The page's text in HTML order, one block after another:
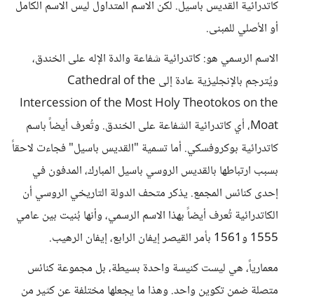
كاتدرائية القديس باسيل. لكن الاسم المتداول ليس الاسم الكامل
أو الأصلي للمبنى.
الاسم الرسمي هو: كاتدرائية شفاعة والدة الإله على الخندق،
ويُترجم بالإنجليزية عادة إلى Cathedral of the
Intercession of the Most Holy Theotokos on the
Moat، أي كاتدرائية الشفاعة على الخندق. وتُعرف أيضاً باسم
كاتدرائية بوكروفسكي. أما تسمية "القديس باسيل" فجاءت لاحقاً
بسبب ارتباطها بالقديس الروسي باسيل المبارك، المدفون في
إحدى كنائس المجمع. يذكر متحف الدولة التاريخي الروسي أن
الكاتدرائية تُعرف أيضاً بهذا الاسم الرسمي، وأنها بُنيت بين عامي
1555 و1561 بأمر القيصر إيفان الرابع، إيفان الرهيب.
معمارياً، هي ليست كنيسة واحدة بسيطة، بل مجموعة كنائس
متصلة ضمن تكوين واحد. وهذا ما يجعلها مختلفة عن كثير من